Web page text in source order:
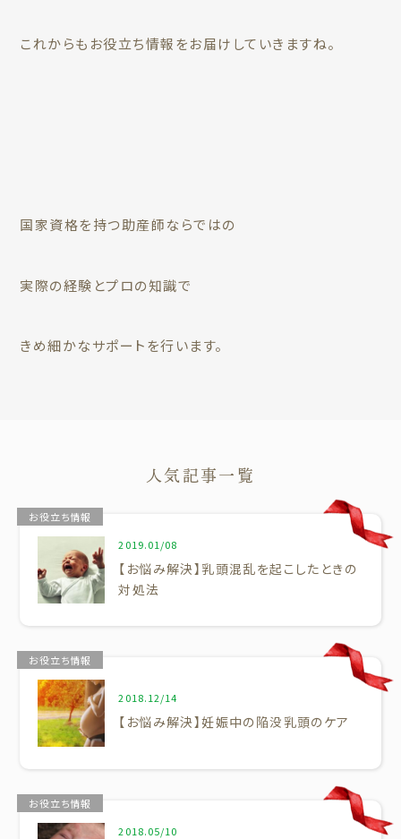
これからもお役立ち情報をお届けしていきますね。
国家資格を持つ助産師ならではの
実際の経験とプロの知識で
きめ細かなサポートを行います。
人気記事一覧
2019.01/08
【お悩み解決】乳頭混乱を起こしたときの
対処法
お役立ち情報
2018.12/14
【お悩み解決】妊娠中の陥没乳頭のケア
お役立ち情報
2018.05/10
お役立ち情報